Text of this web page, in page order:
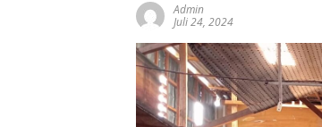
Admin
Juli 24, 2024